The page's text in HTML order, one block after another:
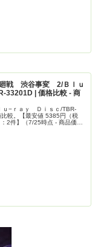
廻戦 渋谷事変 2/Ｂｌｕ
33201D | 価格比較 - 商
−ｒａｙ Ｄｉｓｃ/TBR-
較。【最安値 5385円（税
2件】（7/25時点 - 商品価格